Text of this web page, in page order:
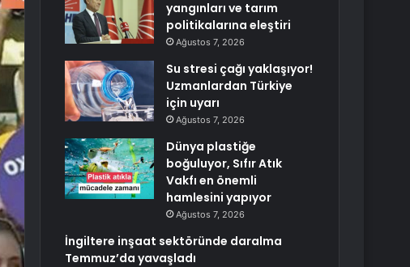
yangınları ve tarım
politikalarına eleştiri
Ağustos 7, 2026
Su stresi çağı yaklaşıyor!
Uzmanlardan Türkiye
için uyarı
Ağustos 7, 2026
Dünya plastiğe
boğuluyor, Sıfır Atık
Vakfı en önemli
hamlesini yapıyor
Ağustos 7, 2026
İngiltere inşaat sektöründe daralma
Temmuz’da yavaşladı